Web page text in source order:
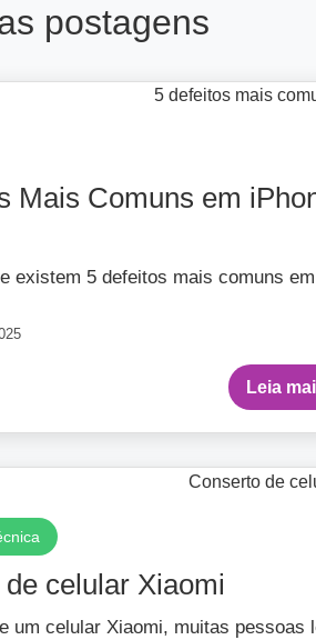
postagens
Mais Comuns em
existem 5 defeitos mais comuns
Leia
celular Xiaomi
um celular Xiaomi, muitas pessoas